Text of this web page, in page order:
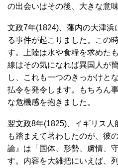
の出会いはその後、大きな意
文政7年(1824)、藩内の大津浜
る事件が起こりました。この
す。上陸は水や食糧を求めた
線はその気になれば異国人が
し、これも一つのきっかけと
払令を発令します。もちろん
な危機感を抱きました。
翌文政8年(1825)、イギリス
も踏まえて著わしたのが、彼
論』は「国体、形勢、虜情、
す。内容を大雑把にいえば、